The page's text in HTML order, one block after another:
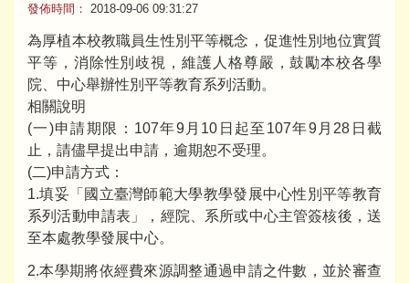
發佈時間：
2018-09-06 09:31:27
為厚植本校教職員生性別平等概念，促進性別地位實質
平等，消除性別歧視，維護人格尊嚴，鼓勵本校各學
院、中心舉辦性別平等教育系列活動。
相關說明
(一)申請期限：107年9月10日起至107年9月28日截
止，請儘早提出申請，逾期恕不受理。
(二)申請方式：
1.填妥「國立臺灣師範大學教學發展中心性別平等教育
系列活動申請表」，經院、系所或中心主管簽核後，送
至本處教學發展中心。
2.本學期將依經費來源調整通過申請之件數，並於審查